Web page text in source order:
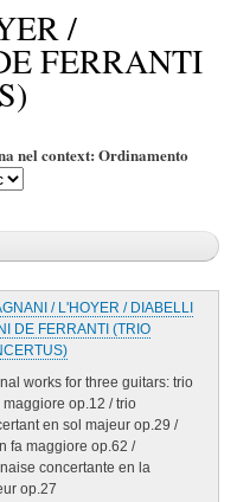
/
FERRANTI
nel context: Ordinamento
/ L'HOYER / DIABELLI
DE FERRANTI (TRIO
works for three guitars: trio
maggiore op.12 / trio
en sol majeur op.29 /
fa maggiore op.62 /
concertante en la
op.27